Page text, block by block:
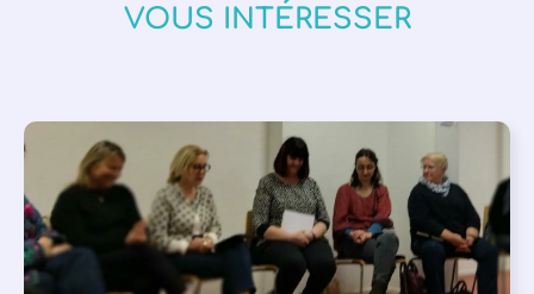
VOUS INTÉRESSER
APPEL À SOUTIEN , VIE DE L'ASSOCIATION